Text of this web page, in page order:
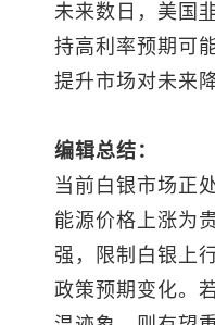
未来数日，美国
持高利率预期可
提升市场对未来
编辑总结：
当前白银市场正
能源价格上涨为
强，限制白银上
政策预期变化。